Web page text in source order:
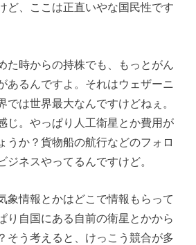
ど、ここは正直いやな国民性です
た時からの持株でも、もっとがん
あるんですよ。それはウェザーニ
では世界最大なんですけどねぇ。
じ。やっぱり人工衛星とか費用が
うか？貨物船の航行などのフォロ
ジネスやってるんですけど。
象情報とかはどこで情報もらって
り自国にある自前の衛星とかから
そう考えると、けっこう競合が多